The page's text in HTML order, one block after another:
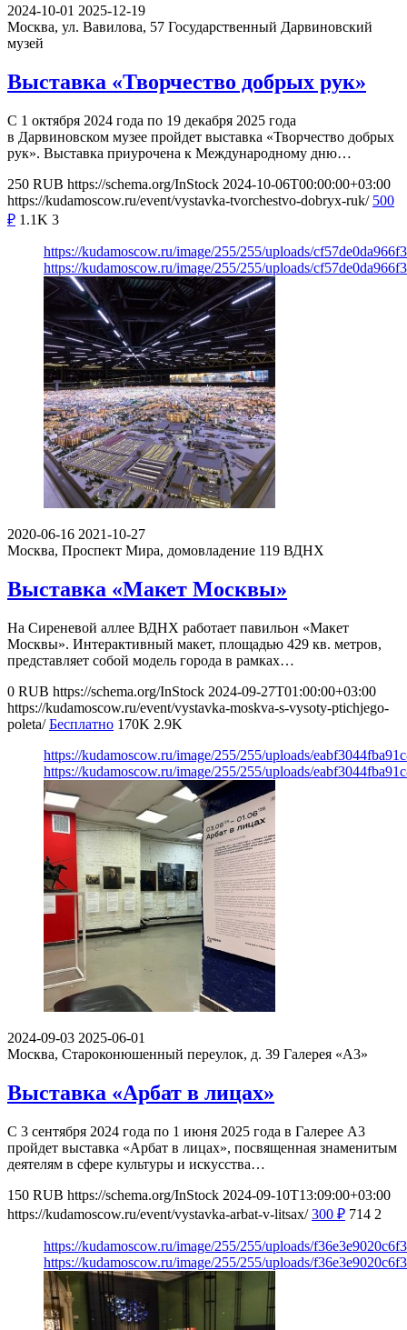
2024-10-01 2025-12-19
Москва, ул. Вавилова, 57 Государственный Дарвиновский
музей
Выставка «Творчество добрых рук»
С 1 октября 2024 года по 19 декабря 2025 года
в Дарвиновском музее пройдет выставка «Творчество добрых
рук». Выставка приурочена к Международному дню…
250 RUB https://schema.org/InStock 2024-10-06T00:00:00+03:00
https://kudamoscow.ru/event/vystavka-tvorchestvo-dobryx-ruk/ 500
₽ 1.1K 3
https://kudamoscow.ru/image/255/255/uploads/
https://kudamoscow.ru/image/255/255/uploads/
2020-06-16 2021-10-27
Москва, Проспект Мира, домовладение 119 ВДНХ
Выставка «Макет Москвы»
На Сиреневой аллее ВДНХ работает павильон «Макет
Москвы». Интерактивный макет, площадью 429 кв. метров,
представляет собой модель города в рамках…
0 RUB https://schema.org/InStock 2024-09-27T01:00:00+03:00
https://kudamoscow.ru/event/vystavka-moskva-s-vysoty-ptichjego-
poleta/ Бесплатно 170K 2.9K
https://kudamoscow.ru/image/255/255/uploads/
https://kudamoscow.ru/image/255/255/uploads/
2024-09-03 2025-06-01
Москва, Староконюшенный переулок, д. 39 Галерея «А3»
Выставка «Арбат в лицах»
С 3 сентября 2024 года по 1 июня 2025 года в Галерее А3
пройдет выставка «Арбат в лицах», посвященная знаменитым
деятелям в сфере культуры и искусства…
150 RUB https://schema.org/InStock 2024-09-10T13:09:00+03:00
https://kudamoscow.ru/event/vystavka-arbat-v-litsax/ 300 ₽ 714 2
https://kudamoscow.ru/image/255/255/uploads/
https://kudamoscow.ru/image/255/255/uploads/